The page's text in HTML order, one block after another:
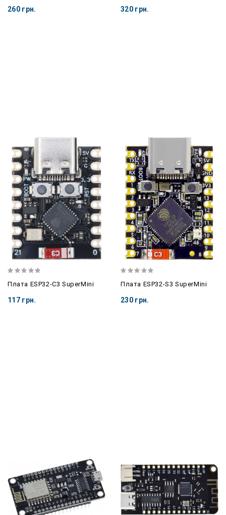
260 грн. 320 грн.
Плата ESP32-C3 SuperMini
117 грн.
Плата ESP32-S3 SuperMini
230 грн.